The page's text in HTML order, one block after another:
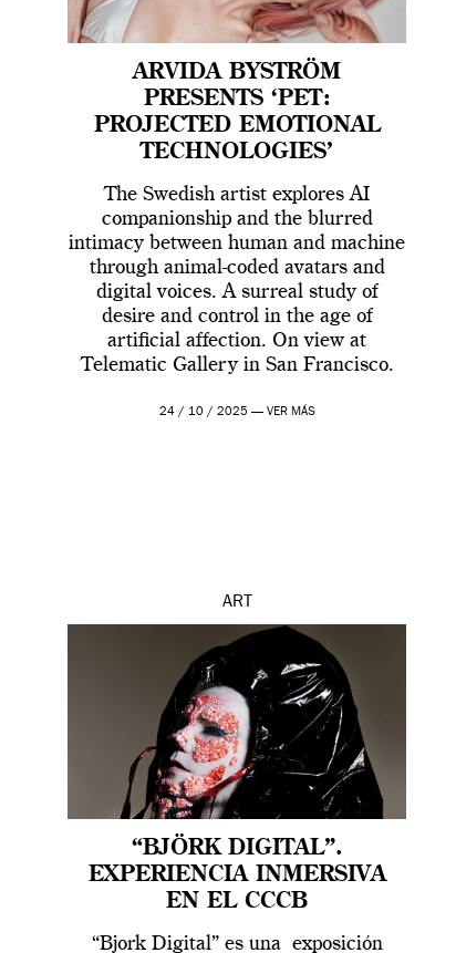
ARVIDA BYSTRÖM
PRESENTS ‘PET:
PROJECTED EMOTIONAL
TECHNOLOGIES’
The Swedish artist explores AI
companionship and the blurred
intimacy between human and machine
through animal-coded avatars and
digital voices. A surreal study of
desire and control in the age of
artificial affection. On view at
Telematic Gallery in San Francisco.
24 / 10 / 2025 — VER MÁS
ART
“BJÖRK DIGITAL”.
EXPERIENCIA INMERSIVA
EN EL CCCB
“Bjork Digital” es una exposición